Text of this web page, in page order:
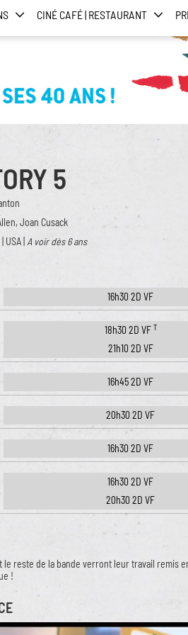
CINÉ CAFÉ | RESTAURANT
5
Joan Cusack
| A voir dès 6 ans
16h30 2D VF
18h30 2D VF T
21h10 2D VF
16h45 2D VF
20h30 2D VF
16h30 2D VF
16h30 2D VF
20h30 2D VF
le reste de la bande verront leur travail
!